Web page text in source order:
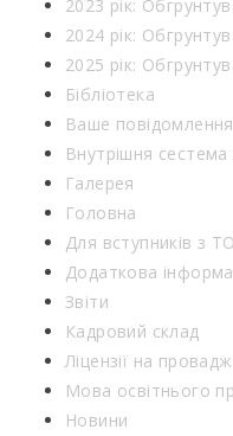
2023 рік:
2024 рік:
2025 рік:
Бібліотека
Ваше
Внутрішня сестема
Галерея
Головна
Для вступників з
Додаткова
Звіти
Кадровий склад
Ліцензії на
Мова освітнього
Новини